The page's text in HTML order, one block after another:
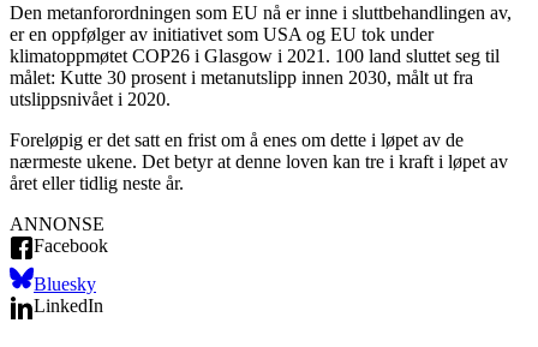
Den metanforordningen som EU nå er inne i sluttbehandlingen av,
er en oppfølger av initiativet som USA og EU tok under
klimatoppmøtet COP26 i Glasgow i 2021. 100 land sluttet seg til
målet: Kutte 30 prosent i metanutslipp innen 2030, målt ut fra
utslippsnivået i 2020.
Foreløpig er det satt en frist om å enes om dette i løpet av de
nærmeste ukene. Det betyr at denne loven kan tre i kraft i løpet av
året eller tidlig neste år.
ANNONSE
Facebook
Bluesky
LinkedIn